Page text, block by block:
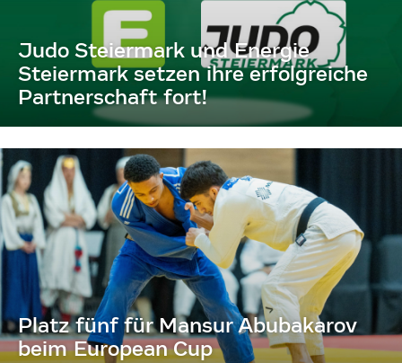
Judo Steiermark und Energie
Steiermark setzen ihre erfolgreiche
Partnerschaft fort!
Platz fünf für Mansur Abubakarov
beim European Cup